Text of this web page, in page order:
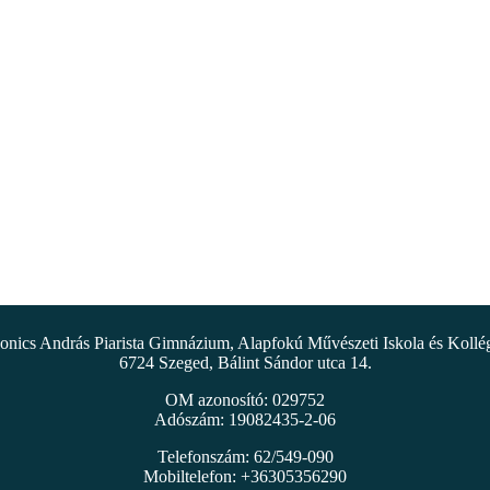
András Piarista Gimnázium, Alapfokú Művészeti Iskola és
6724 Szeged, Bálint Sándor utca 14.
OM azonosító: 029752
Adószám: 19082435-2-06
Telefonszám: 62/549-090
Mobiltelefon: +36305356290